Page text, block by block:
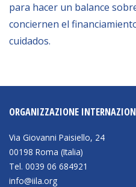
Fotos
Vídeos
Biblioteca
Publicaciones
para hacer un balance
conciernen el
cuidados.
ORGANIZZAZIONE
Via Giovanni Paisiello, 24
00198 Roma (Italia)
Tel. 0039 06 684921
info@iila.org